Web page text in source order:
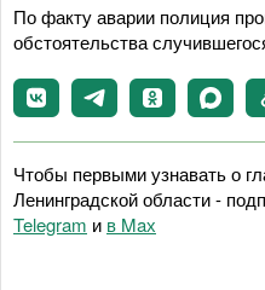
По факту аварии полиция
обстоятельства
Чтобы первыми узнавать о
Ленинградской области -
Telegram и в Maх